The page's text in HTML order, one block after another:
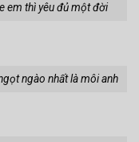
em thì yêu đủ một đời
ngào nhất là môi anh